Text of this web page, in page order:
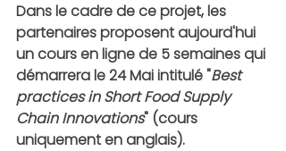
Dans le cadre de ce projet, les
partenaires proposent aujourd'hui
un cours en ligne de 5 semaines qui
démarrera le 24 Mai intitulé "Best
practices in Short Food Supply
Chain Innovations" (cours
uniquement en anglais).